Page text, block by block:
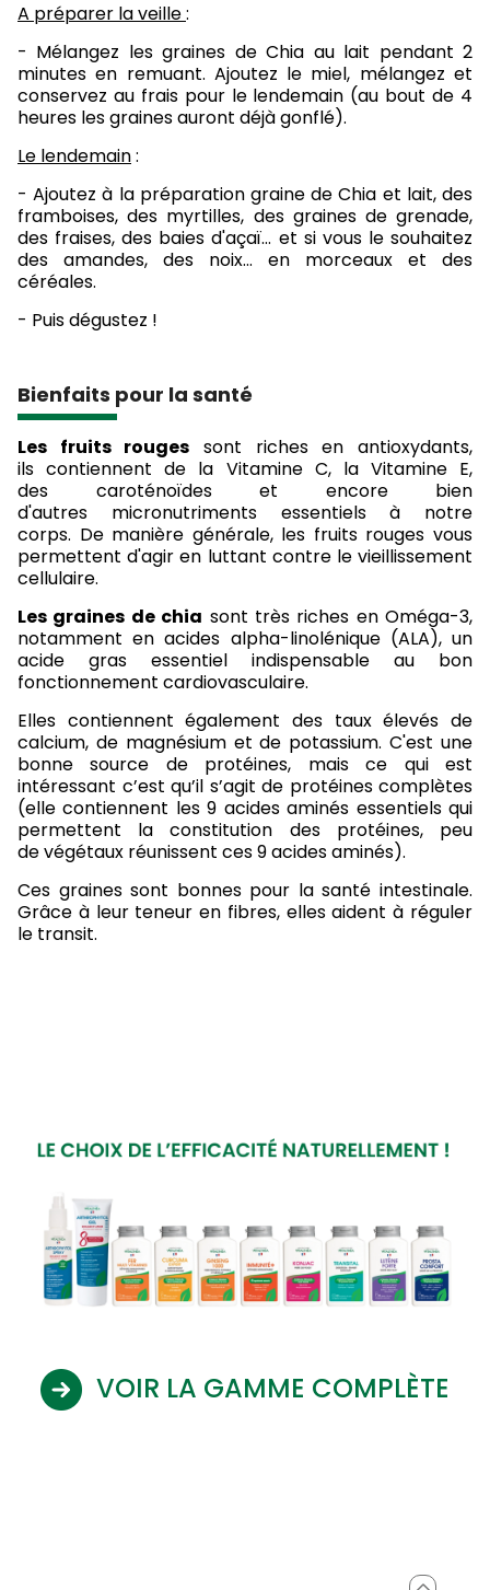
A préparer la veille:
- Mélangez les graines de Chia au lait pendant 2
minutes en remuant. Ajoutez le miel, mélangez et
conservez au frais pour le lendemain (au bout de 4
heures les graines auront déjà gonflé).
Le lendemain:
- Ajoutez à la préparation graine de Chia et lait, des
framboises, des myrtilles, des graines de grenade,
des fraises, des baies d'açaï... et si vous le souhaitez
des amandes, des noix... en morceaux et des
céréales.
- Puis dégustez !
Bienfaits pour la santé
Les fruits rouges sont riches en antioxydants,
ils contiennent de la Vitamine C, la Vitamine E,
des caroténoïdes et encore bien
d'autres micronutriments essentiels à notre
corps. De manière générale, les fruits rouges vous
permettent d'agir en luttant contre le vieillissement
cellulaire.
Les graines de chia sont très riches en Oméga-3,
notamment en acides alpha-linolénique (ALA), un
acide gras essentiel indispensable au bon
fonctionnement cardiovasculaire.
Elles contiennent également des taux élevés de
calcium, de magnésium et de potassium. C'est une
bonne source de protéines, mais ce qui est
intéressant c’est qu’il s’agit de protéines complètes
(elle contiennent les 9 acides aminés essentiels qui
permettent la constitution des protéines, peu
de végétaux réunissent ces 9 acides aminés).
Ces graines sont bonnes pour la santé intestinale.
Grâce à leur teneur en fibres, elles aident à réguler
le transit.
VOIR LA GAMME COMPLÈTE